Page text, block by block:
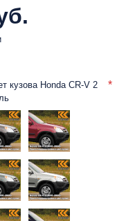
кузова Honda CR-V 2